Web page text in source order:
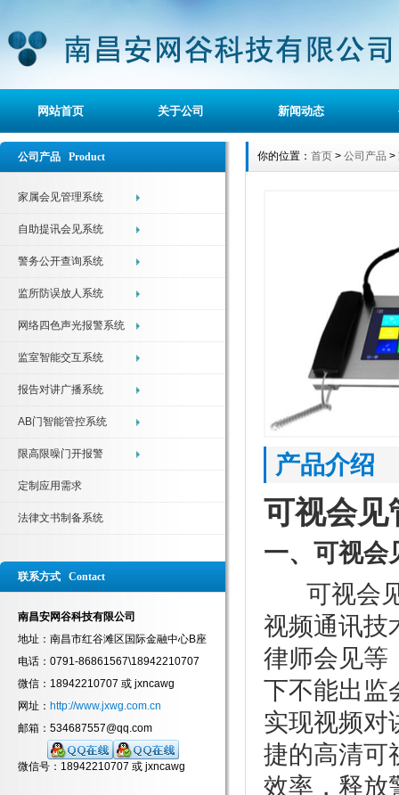
网站首页 关于公司 新闻动态
公司产品 Product
家属会见管理系统
自助提讯会见系统
警务公开查询系统
监所防误放人系统
网络四色声光报警系统
监室智能交互系统
报告对讲广播系统
AB门智能管控系统
限高限噪门开报警
定制应用需求
法律文书制备系统
联系方式 Contact
南昌安网谷科技有限公司
地址：南昌市红谷滩区国际金融中心B座
电话：0791-86861567\18942210707
微信：18942210707 或 jxncawg
网址： http://www.jxwg.com.cn
邮箱：534687557@qq.com
微信号：18942210707 或 jxncawg
你的位置： 首页 > 公司产品 >
产品介绍
可视会见
一、可视会
可视会
视频通讯技
律师会见等
下不能出监
实现视频对
捷的高清可
效率，释放